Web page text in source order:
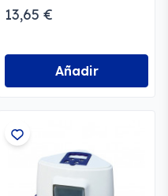
13,65 €
Añadir